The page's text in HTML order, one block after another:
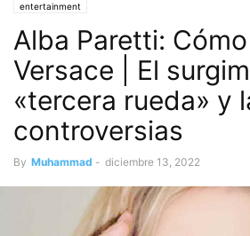
entertainment
Alba Paretti:
Versace | El
«tercera rueda» y
controversias
By Muhammad - diciembre 13, 2022